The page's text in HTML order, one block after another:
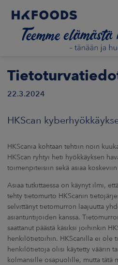
ETUSIVU
MEISTÄ
22.3.2024
HKScan
HKScania kohtaan tehtiin noin
HKScan ryhtyi heti hyökkäyksen
toimenpiteisiin sekä asiaa
Asiaa tutkittaessa on käynyt ilmi,
tehty tietomurto HKScanin
selvittänyt tietomurron laajuutta
asiantuntijoiden kanssa.
saattanut päästä käsiksi joihinkin
henkilötietoihin. HKScanilla ei ole
henkilötietoja olisi käytetty väärin
kolmansille osapuolille, mutta tätä